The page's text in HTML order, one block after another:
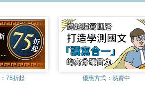
75折起 優惠方式： 熱賣中